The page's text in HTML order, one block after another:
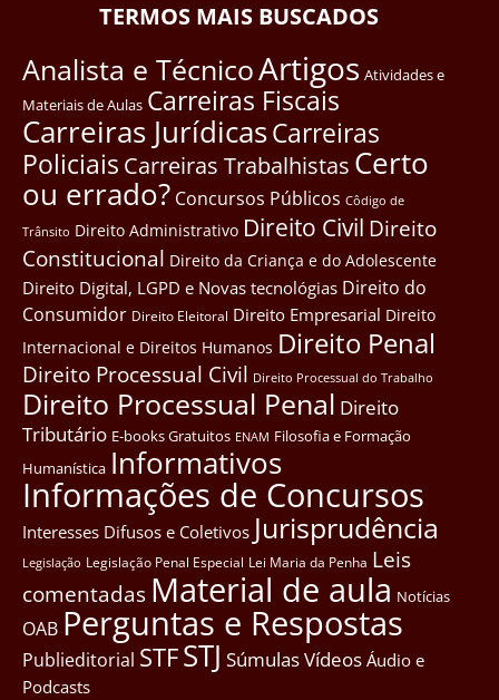
TERMOS MAIS BUSCADOS
Analista e TécnicoArtigos Atividades e
Materiais de Aulas Carreiras Fiscais
Carreiras JurídicasCarreiras
Policiais Carreiras Trabalhistas Certo
ou errado? Concursos Públicos Côdigo de
Trânsito Direito Administrativo Direito Civil Direito
Constitucional Direito da Criança e do Adolescente
Direito Digital, LGPD e Novas tecnológias Direito do
Consumidor Direito Eleitoral Direito Empresarial Direito
Internacional e Direitos Humanos Direito Penal
Direito Processual Civil Direito Processual do Trabalho
Direito Processual Penal Direito
Tributário E-books Gratuitos ENAM Filosofia e Formação
Humanística Informativos
Informações de Concursos
Interesses Difusos e Coletivos Jurisprudência
Legislação Legislação Penal Especial Lei Maria da Penha Leis
comentadas Material de aula Notícias
OAB Perguntas e Respostas
Publieditorial STFSTJ SúmulasVídeos Áudio e
Podcasts